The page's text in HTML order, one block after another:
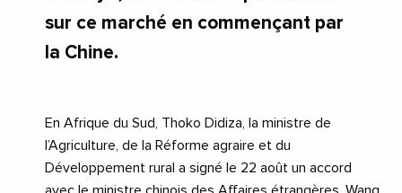
sur ce marché en commençant par
la Chine.
En Afrique du Sud, Thoko Didiza, la ministre de
l’Agriculture, de la Réforme agraire et du
Développement rural a signé le 22 août un accord
avec le ministre chinois des Affaires étrangères, Wang